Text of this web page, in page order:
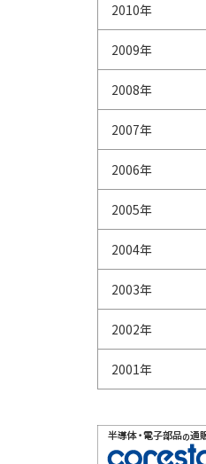
2010年
2009年
2008年
2007年
2006年
2005年
2004年
2003年
2002年
2001年